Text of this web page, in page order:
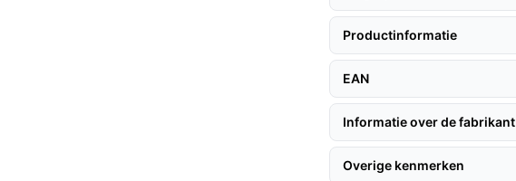
Productinformatie
EAN
Informatie over de fabrikant
Overige kenmerken